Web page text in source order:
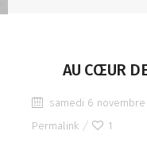
AU CŒUR
samedi 6 novembre
Permalink
1